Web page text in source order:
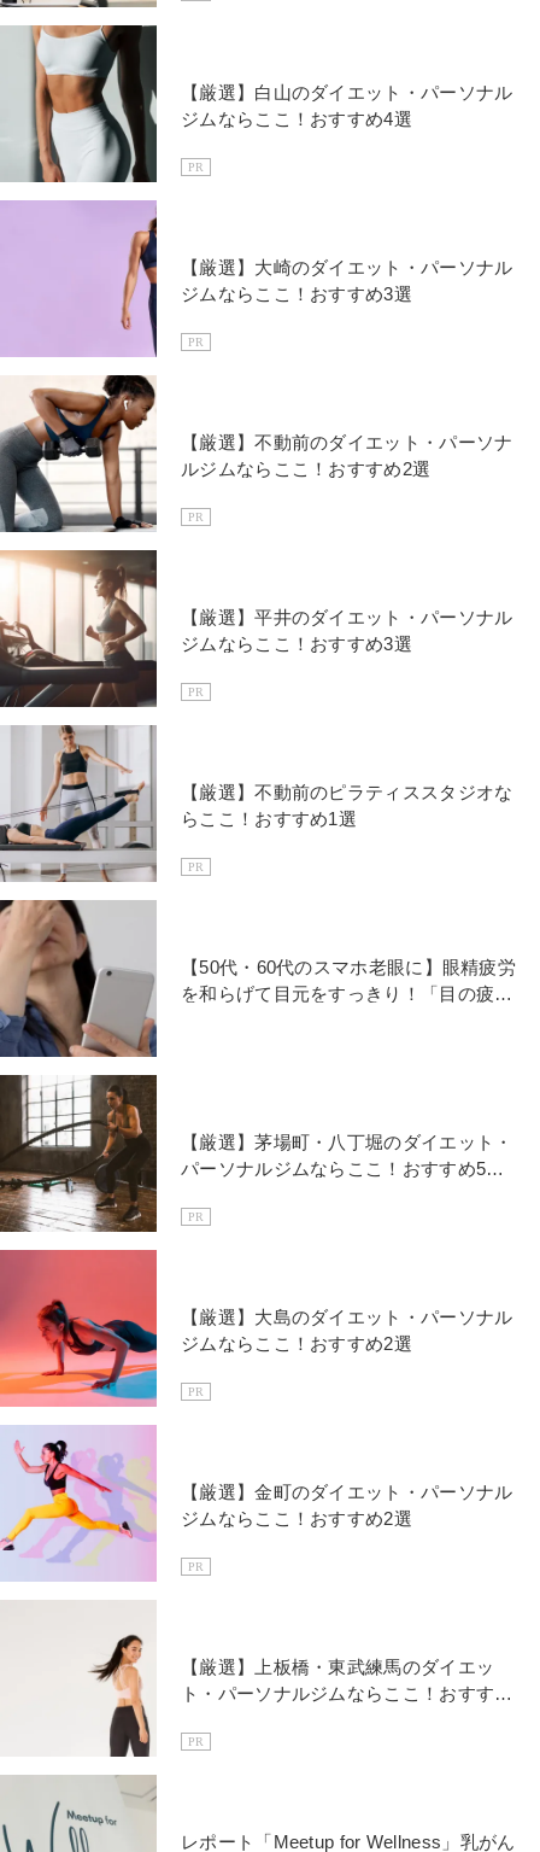
【厳選】白山のダイエット・パーソナル
ジムならここ！おすすめ4選
PR
【厳選】大崎のダイエット・パーソナル
ジムならここ！おすすめ3選
PR
【厳選】不動前のダイエット・パーソナ
ルジムならここ！おすすめ2選
PR
【厳選】平井のダイエット・パーソナル
ジムならここ！おすすめ3選
PR
【厳選】不動前のピラティススタジオな
らここ！おすすめ1選
PR
【50代・60代のスマホ老眼に】眼精疲労
を和らげて目元をすっきり！「目の疲れ
【厳選】茅場町・八丁堀のダイエット・
パーソナルジムならここ！おすすめ5
PR
【厳選】大島のダイエット・パーソナル
ジムならここ！おすすめ2選
PR
【厳選】金町のダイエット・パーソナル
ジムならここ！おすすめ2選
PR
【厳選】上板橋・東武練馬のダイエッ
ト・パーソナルジムならここ！おすすめ
PR
レポート「Meetup for Wellness」乳がん